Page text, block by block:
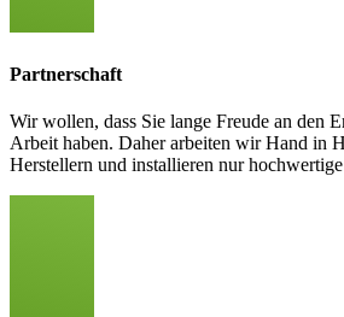
Partnerschaft
Wir wollen, dass Sie lange Freude an den
Arbeit haben. Daher arbeiten wir Hand in
Herstellern und installieren nur